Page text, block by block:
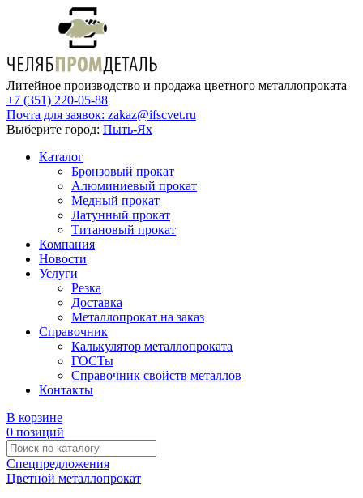
Литейное производство и продажа цветного металлопроката
+7 (351) 220-05-88
Почта для заявок: zakaz@ifscvet.ru
Выберите город: Пыть-Ях
Каталог
Бронзовый прокат
Алюминиевый прокат
Медный прокат
Латунный прокат
Титановый прокат
Компания
Новости
Услуги
Резка
Доставка
Металлопрокат на заказ
Справочник
Калькулятор металлопроката
ГОСТы
Справочник свойств металлов
Контакты
В корзине
0 позиций
Спецпредложения
Цветной металлопрокат